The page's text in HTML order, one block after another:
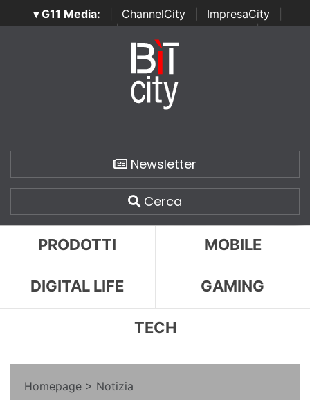
▾ G11 Media: ChannelCity ImpresaCity
SecurityOpenLab | Italian Channel Awards | Italian
Italian Security Awards
Newsletter
Cerca
PRODOTTI MOBILE
DIGITAL LIFE GAMING
TECH
Homepage > Notizia